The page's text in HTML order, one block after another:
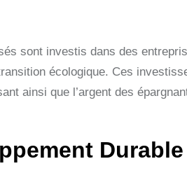
sont investis dans des
écologique. Ces
ainsi que l’argent des
Durable